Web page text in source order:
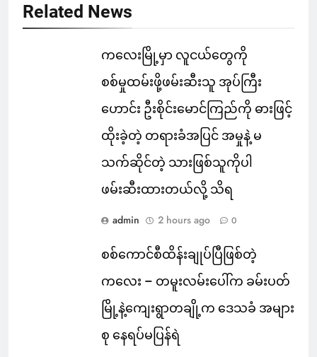
Related News
ကလေးမြို့မှာ လူငယ်တွေကို
စစ်မှုထမ်းဖို့ဖမ်းဆီးသူ အုပ်ကြီး
ဟောင်း ဦးစိုင်းမောင်ကြည်ကို ဓားဖြင့်
ထိုးခဲ့တဲ့ တရားခံအပြင် အမှုနဲ့ မ
သက်ဆိုင်တဲ့ သားဖြစ်သူကိုပါ
ဖမ်းဆီးထားတယ်လို့ သိရ
admin 2 hours ago 0
စစ်ကောင်စီထိန်းချုပ်ပြီဖြစ်တဲ့
ကလေး – တမူးလမ်းပေါ်က ခမ်းပတ်
မြို့နဲ့ကျေးရွာတချို့က ဒေသခံ အများ
စု နေရပ်မပြန်ရဲ